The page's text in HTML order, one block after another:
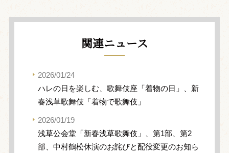
関連ニュース
2026/01/24
ハレの日を楽しむ、歌舞伎座「着物の日」、新
春浅草歌舞伎「着物で歌舞伎」
2026/01/19
浅草公会堂「新春浅草歌舞伎」、第1部、第2
部、中村鶴松休演のお詫びと配役変更のお知ら